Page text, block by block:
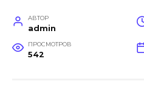
АВТОР
admin
ПРОСМОТРОВ
542